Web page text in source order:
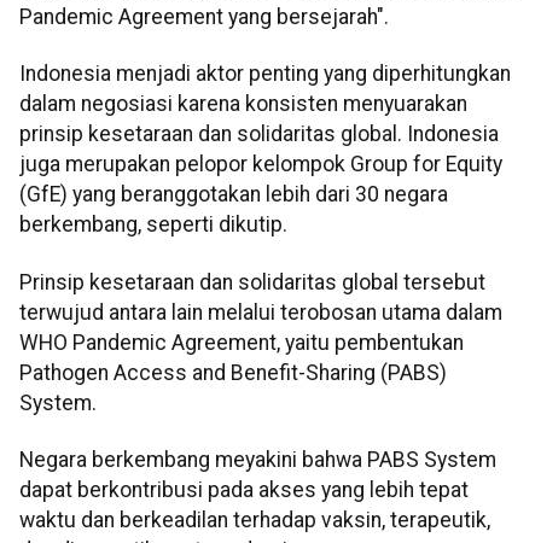
Pandemic Agreement yang bersejarah".
Indonesia menjadi aktor penting yang diperhitungkan
dalam negosiasi karena konsisten menyuarakan
prinsip kesetaraan dan solidaritas global. Indonesia
juga merupakan pelopor kelompok Group for Equity
(GfE) yang beranggotakan lebih dari 30 negara
berkembang, seperti dikutip.
Prinsip kesetaraan dan solidaritas global tersebut
terwujud antara lain melalui terobosan utama dalam
WHO Pandemic Agreement, yaitu pembentukan
Pathogen Access and Benefit-Sharing (PABS)
System.
Negara berkembang meyakini bahwa PABS System
dapat berkontribusi pada akses yang lebih tepat
waktu dan berkeadilan terhadap vaksin, terapeutik,